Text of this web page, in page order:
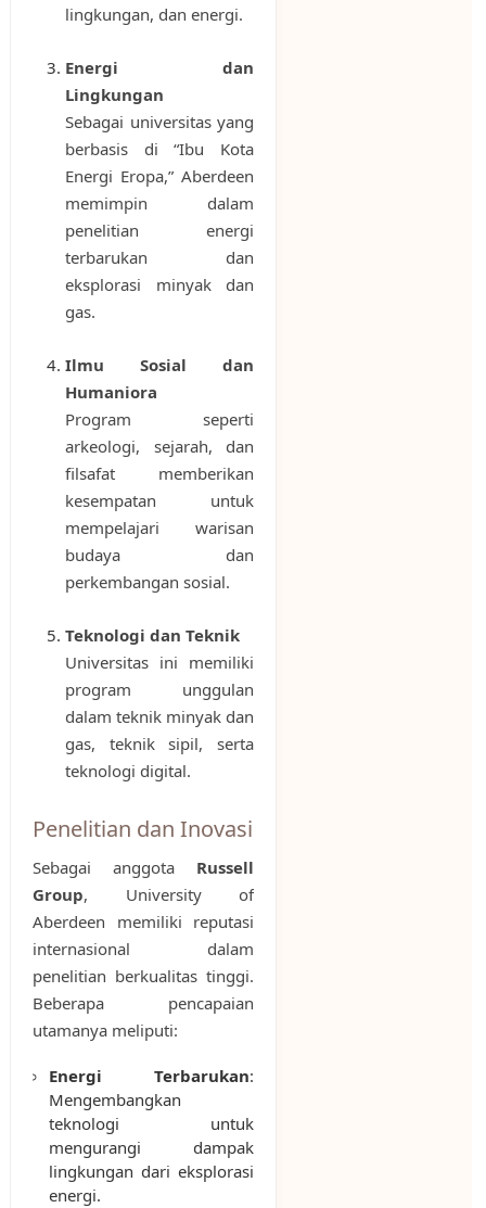
lingkungan, dan energi.
Energi dan
Lingkungan
Sebagai universitas yang
berbasis di “Ibu Kota
Energi Eropa,” Aberdeen
memimpin dalam
penelitian energi
terbarukan dan
eksplorasi minyak dan
gas.
Ilmu Sosial dan
Humaniora
Program seperti
arkeologi, sejarah, dan
filsafat memberikan
kesempatan untuk
mempelajari warisan
budaya dan
perkembangan sosial.
Teknologi dan Teknik
Universitas ini memiliki
program unggulan
dalam teknik minyak dan
gas, teknik sipil, serta
teknologi digital.
Penelitian dan Inovasi
Sebagai anggota Russell
Group, University of
Aberdeen memiliki reputasi
internasional dalam
penelitian berkualitas tinggi.
Beberapa pencapaian
utamanya meliputi:
Energi Terbarukan:
Mengembangkan
teknologi untuk
mengurangi dampak
lingkungan dari eksplorasi
energi.